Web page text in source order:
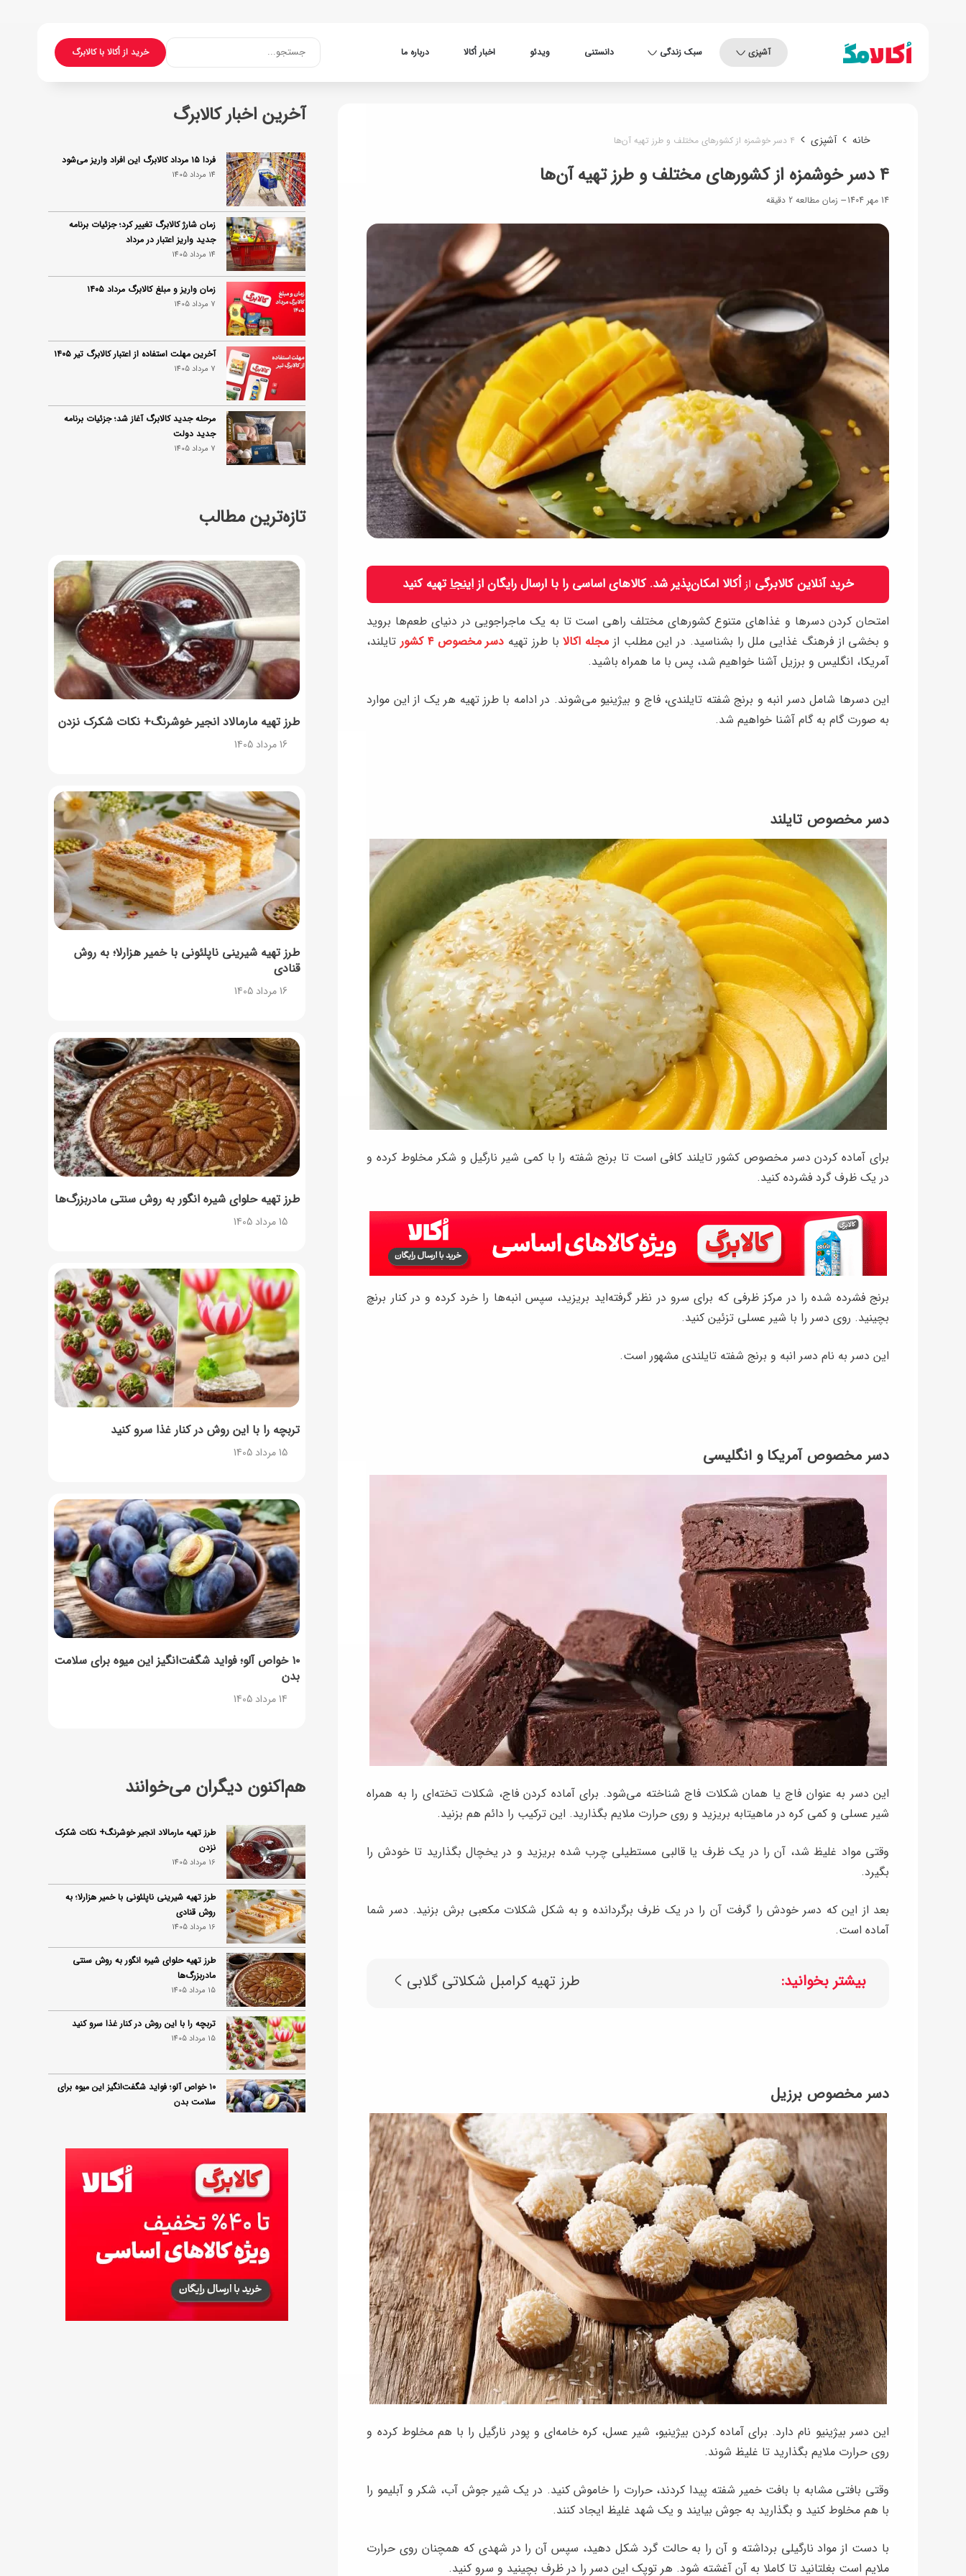
آشپزی سبک زندگی دانستنی ویدئو اخبار اُکالا درباره ما خرید از اُکالا با کالابرگجستجو...
خانه آشپزی ۴ دسر خوشمزه از کشورهای مختلف و طرز تهیه آن‌ها
۴ دسر خوشمزه از کشورهای مختلف و طرز تهیه آن‌ها
14 مهر 1404 زمان مطالعه 2 دقیقه
خرید آنلاین کالابرگی ازاُکالا امکان‌پذیر شد. کالاهای اساسی را با ارسال رایگان ازاینجاتهیه کنید
امتحان کردن دسرها و غذاهای متنوع کشورهای مختلف راهی است تا به یک ماجراجویی در دنیای طعم‌ها بروید
و بخشی از فرهنگ غذایی ملل را بشناسید. در این مطلب از مجله اکالابا طرز تهیه دسر مخصوص ۴ کشور
تایلند،
آمریکا، انگلیس و برزیل آشنا خواهیم شد، پس با ما همراه باشید.
این دسرها شامل دسر انبه و برنج شفته تایلندی، فاج و بیژینیو می‌شوند. در ادامه با طرز تهیه هر یک از این موارد
به صورت گام به گام آشنا خواهیم شد.
دسر مخصوص تایلند
برای آماده کردن دسر مخصوص کشور تایلند کافی است تا برنج شفته را با کمی شیر نارگیل و شکر مخلوط کرده و
در یک ظرف گرد فشرده کنید.
برنج فشرده شده را در مرکز ظرفی که برای سرو در نظر گرفته‌اید بریزید، سپس انبه‌ها را خرد کرده و در کنار برنچ
بچینید. روی دسر را با شیر عسلی تزئین کنید.
این دسر به نام دسر انبه و برنج شفته تایلندی مشهور است.
دسر مخصوص آمریکا و انگلیسی
این دسر به عنوان فاج یا همان شکلات فاج شناخته می‌شود. برای آماده کردن فاج، شکلات تخته‌ای را به همراه
شیر عسلی و کمی کره در ماهیتابه بریزید و روی حرارت ملایم بگذارید. این ترکیب را دائم هم بزنید.
وقتی مواد غلیظ شد، آن را در یک ظرف یا قالبی مستطیلی چرب شده بریزید و در یخچال بگذارید تا خودش را
بگیرد.
بعد از این که دسر خودش را گرفت آن را در یک ظرف برگردانده و به شکل شکلات مکعبی برش بزنید. دسر شما
آماده است.
بیشتر بخوانید: طرز تهیه کرامبل شکلاتی گلابی
دسر مخصوص برزیل
این دسر بیژینیو نام دارد. برای آماده کردن بیژینیو، شیر عسل، کره خامه‌ای و پودر نارگیل را با هم مخلوط کرده و
روی حرارت ملایم بگذارید تا غلیظ شوند.
وقتی بافتی مشابه با بافت خمیر شفته پیدا کردند، حرارت را خاموش کنید. در یک شیر جوش آب، شکر و آبلیمو را
با هم مخلوط کنید و بگذارید به جوش بیایند و یک شهد غلیظ ایجاد کنند.
با دست از مواد نارگیلی برداشته و آن را به حالت گرد شکل دهید، سپس آن را در شهدی که همچنان روی حرارت
ملایم است بغلتانید تا کاملا به آن آغشته شود. هر توپک این دسر را در ظرف بچینید و سرو کنید.
آخرین اخبار کالابرگ
فردا ۱۵ مرداد کالابرگ این افراد واریز می‌شود
14 مرداد 1405
زمان شارژ کالابرگ تغییر کرد؛ جزئیات برنامه
جدید واریز اعتبار در مرداد
14 مرداد 1405
زمان واریز و مبلغ کالابرگ مرداد ۱۴۰۵
7 مرداد 1405
آخرین مهلت استفاده از اعتبار کالابرگ تیر ۱۴۰۵
7 مرداد 1405
مرحله جدید کالابرگ آغاز شد؛ جزئیات برنامه
جدید دولت
7 مرداد 1405
تازه‌ترین مطالب
طرز تهیه مارمالاد انجیر خوشرنگ+ نکات شکرک نزدن
16 مرداد 1405
طرز تهیه شیرینی ناپلئونی با خمیر هزارلا؛ به روش
قنادی
16 مرداد 1405
طرز تهیه حلوای شیره انگور به روش سنتی مادربزرگ‌ها
15 مرداد 1405
تربچه را با این روش در کنار غذا سرو کنید
15 مرداد 1405
۱۰ خواص آلو؛ فواید شگفت‌انگیز این میوه برای سلامت
بدن
14 مرداد 1405
هم‌اکنون دیگران می‌خوانند
طرز تهیه مارمالاد انجیر خوشرنگ+ نکات شکرک
نزدن
16 مرداد 1405
طرز تهیه شیرینی ناپلئونی با خمیر هزارلا؛ به
روش قنادی
16 مرداد 1405
طرز تهیه حلوای شیره انگور به روش سنتی
مادربزرگ‌ها
15 مرداد 1405
تربچه را با این روش در کنار غذا سرو کنید
15 مرداد 1405
۱۰ خواص آلو؛ فواید شگفت‌انگیز این میوه برای
سلامت بدن
فردا ۱۵ مرداد کالابرگ این افراد واریز می‌شود
14 مرداد 1405
زمان شارژ کالابرگ تغییر کرد؛ جزئیات برنامه
جدید واریز اعتبار در مرداد
14 مرداد 1405
توصیه‌های مهم برای دفع انواع حشرات در خانه
14 مرداد 1405